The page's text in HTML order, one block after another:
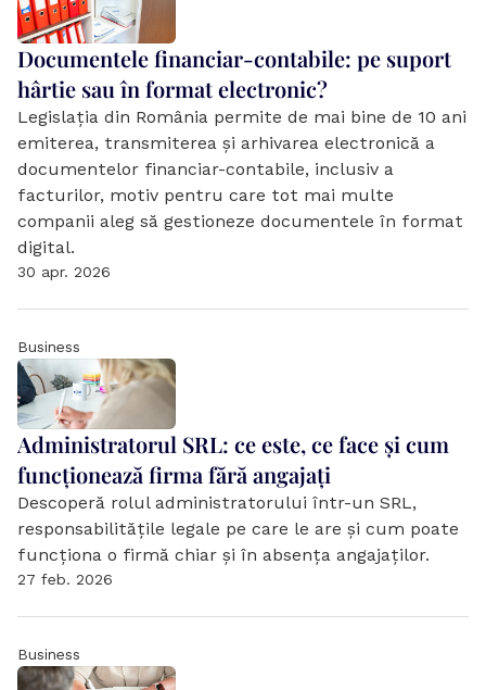
Documentele financiar-contabile: pe suport
hârtie sau în format electronic?
Legislația din România permite de mai bine de 10 ani
emiterea, transmiterea și arhivarea electronică a
documentelor financiar-contabile, inclusiv a
facturilor, motiv pentru care tot mai multe
companii aleg să gestioneze documentele în format
digital.
30 apr. 2026
Business
Administratorul SRL: ce este, ce face și cum
funcționează firma fără angajați
Descoperă rolul administratorului într-un SRL,
responsabilitățile legale pe care le are și cum poate
funcționa o firmă chiar și în absența angajaților.
27 feb. 2026
Business